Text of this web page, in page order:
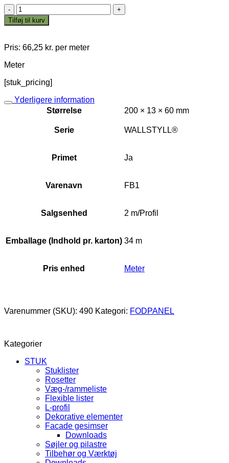
WALLSTYL®
FB1
antal
Tilføj til kurv
Pris: 66,25 kr. per meter
Meter
[stuk_pricing]
Yderligere information
Størrelse
200 × 13 × 60 mm
Serie WALLSTYLL®
Primet Ja
Varenavn FB1
Salgsenhed 2 m/Profil
Emballage (Indhold pr. karton) 34 m
Pris enhed Meter
Varenummer (SKU): 490 Kategori: FODPANEL
Kategorier
STUK
Stuklister
Rosetter
Væg-/rammeliste
Flexible lister
L-profil
Dekorative elementer
Facade gesimser
Downloads
Søjler og pilastre
Tilbehør og Værktøj